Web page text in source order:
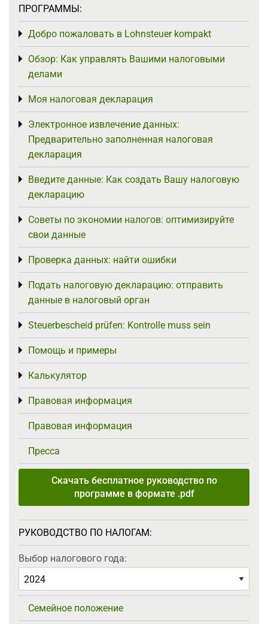
ПРОГРАММЫ:
Добро пожаловать в Lohnsteuer kompakt
Toggle menu
Обзор: Как управлять Вашими налоговыми
делами
Toggle menu
Моя налоговая декларация
Toggle menu
Электронное извлечение данных:
Предварительно заполненная налоговая
декларация
Toggle menu
Введите данные: Как создать Вашу налоговую
декларацию
Toggle menu
Советы по экономии налогов: оптимизируйте
свои данные
Toggle menu
Проверка данных: найти ошибки
Toggle menu
Подать налоговую декларацию: отправить
данные в налоговый орган
Toggle menu
Steuerbescheid prüfen: Kontrolle muss sein
Toggle menu
Помощь и примеры
Toggle menu
Калькулятор
Toggle menu
Правовая информация
Toggle menu
Правовая информация
Пресса
Скачать бесплатное руководство по
программе в формате .pdf
РУКОВОДСТВО ПО НАЛОГАМ:
Выбор налогового года:
Семейное положение